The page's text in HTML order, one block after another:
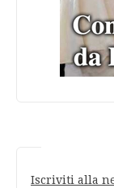
Iscriviti alla